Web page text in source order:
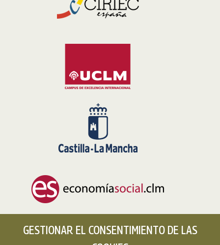
GESTIONAR EL CONSENTIMIENTO DE LAS